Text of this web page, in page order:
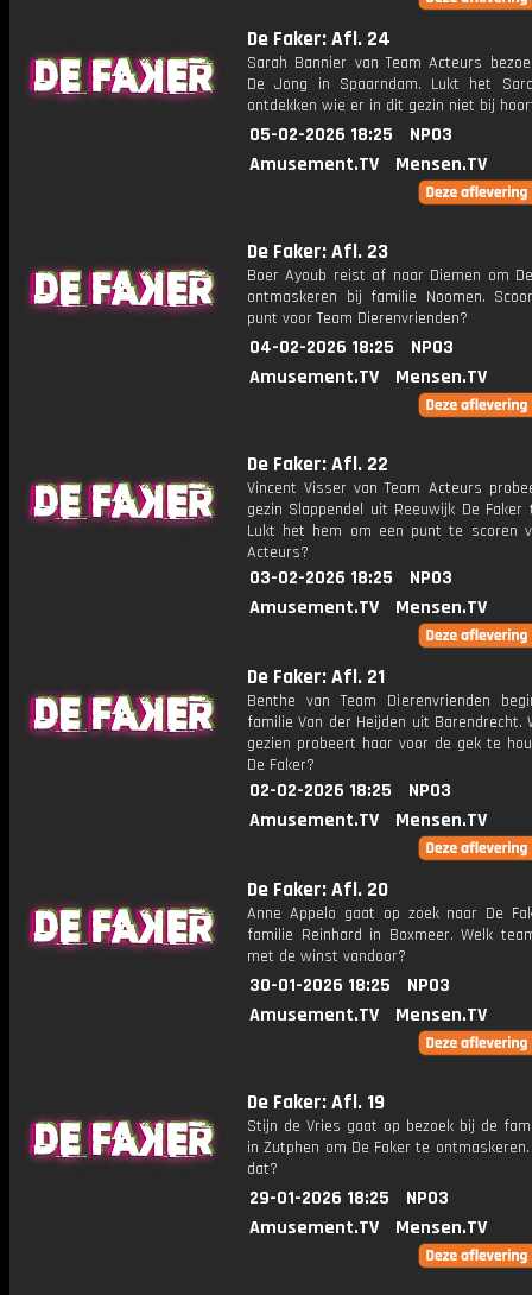
De Faker: Afl. 24
Sarah Bannier van Team Acteurs
De Jong in Spaarndam. Lukt het
ontdekken wie er in dit gezin niet bij
05-02-2026 18:25
NPO3
Amusement.TV
Mensen.TV
De Faker: Afl. 23
Boer Ayoub reist af naar Diemen om
ontmaskeren bij familie Noomen.
punt voor Team Dierenvrienden?
04-02-2026 18:25
NPO3
Amusement.TV
Mensen.TV
De Faker: Afl. 22
Vincent Visser van Team Acteurs
gezin Slappendel uit Reeuwijk De Faker
Lukt het hem om een punt te scoren
Acteurs?
03-02-2026 18:25
NPO3
Amusement.TV
Mensen.TV
De Faker: Afl. 21
Benthe van Team Dierenvrienden
familie Van der Heijden uit Barendrecht.
gezien probeert haar voor de gek te
De Faker?
02-02-2026 18:25
NPO3
Amusement.TV
Mensen.TV
De Faker: Afl. 20
Anne Appelo gaat op zoek naar De
familie Reinhard in Boxmeer. Welk
met de winst vandoor?
30-01-2026 18:25
NPO3
Amusement.TV
Mensen.TV
De Faker: Afl. 19
Stijn de Vries gaat op bezoek bij de
in Zutphen om De Faker te
dat?
29-01-2026 18:25
NPO3
Amusement.TV
Mensen.TV